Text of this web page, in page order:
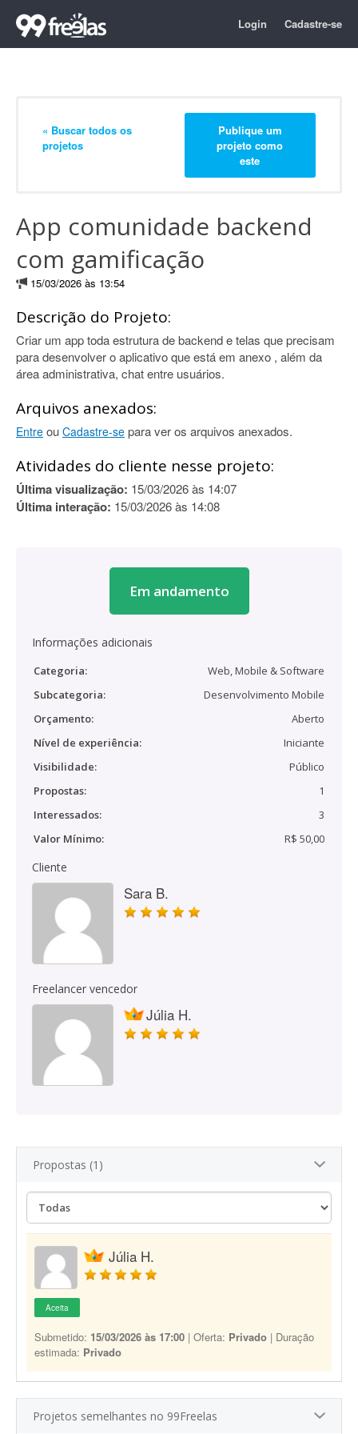
Login Cadastre-se
« Buscar todos os
projetos
Publique um
projeto como
este
App comunidade backend
com gamificação
15/03/2026 às 13:54
Descrição do Projeto:
Criar um app toda estrutura de backend e telas que precisam
para desenvolver o aplicativo que está em anexo , além da
área administrativa, chat entre usuários.
Arquivos anexados:
Entre ou Cadastre-se para ver os arquivos anexados.
Atividades do cliente nesse projeto:
Última visualização: 15/03/2026 às 14:07
Última interação: 15/03/2026 às 14:08
Em andamento
Informações adicionais
Categoria:
Web, Mobile & Software
Subcategoria:
Desenvolvimento Mobile
Orçamento:
Aberto
Nível de experiência:
Iniciante
Visibilidade:
Público
Propostas:
1
Interessados:
3
Valor Mínimo:
R$ 50,00
Cliente
Sara B.
Freelancer vencedor
Júlia H.
Propostas (1)
Júlia H.
Aceita
Submetido: 15/03/2026 às 17:00 | Oferta: Privado | Duração
estimada: Privado
Projetos semelhantes no 99Freelas